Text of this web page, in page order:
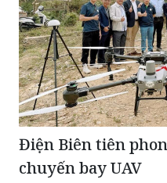
Điện Biên tiên
chuyến bay UAV